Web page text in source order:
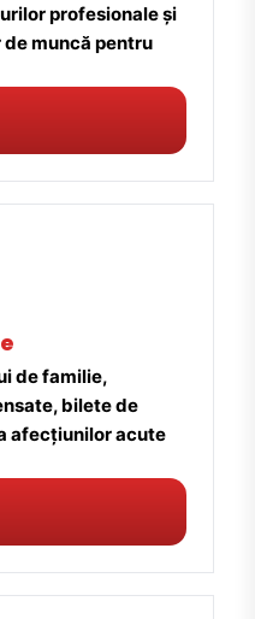
profesionale și
muncă pentru
de familie,
bilete de
afecțiunilor acute